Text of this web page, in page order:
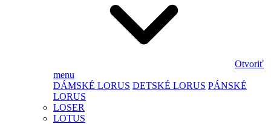
Otvoriť
menu
DÁMSKÉ LORUS DETSKÉ LORUS PÁNSKÉ
LORUS
LOSER
LOTUS